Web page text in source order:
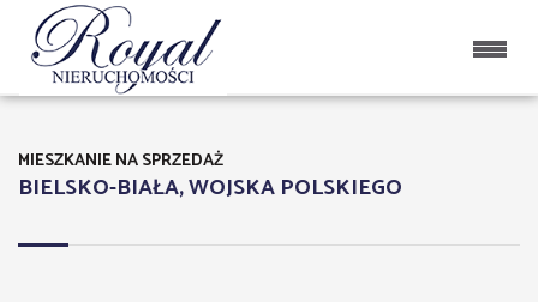
BIELSKO-BIAŁA, WOJSKA POLSKIEGO
MIESZKANIE NA SPRZEDAŻ